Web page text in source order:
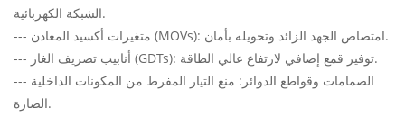
الشبكة الكهربائية.
--- متغيرات أكسيد المعادن (MOVs): امتصاص الجهد الزائد وتحويله بأمان.
--- أنابيب تصريف الغاز (GDTs): توفير قمع إضافي لارتفاع عالي الطاقة.
--- الصمامات وقواطع الدوائر: منع التيار المفرط من المكونات الداخلية
الضارة.